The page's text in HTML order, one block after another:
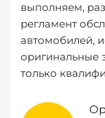
выполняем,
регламент
автомобилей,
оригинальные
только